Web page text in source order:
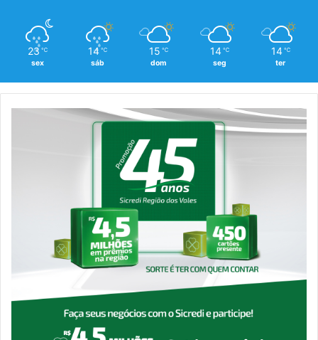
23 ℃
sex
14 ℃
sáb
15 ℃
dom
14 ℃
seg
14 ℃
ter